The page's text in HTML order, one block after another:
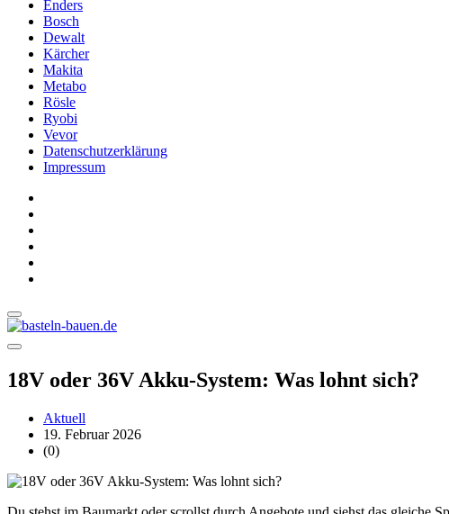
Enders
Bosch
Dewalt
Kärcher
Makita
Metabo
Rösle
Ryobi
Vevor
Datenschutzerklärung
Impressum
18V oder 36V Akku-System: Was lohnt sich?
Aktuell
19. Februar 2026
(0)